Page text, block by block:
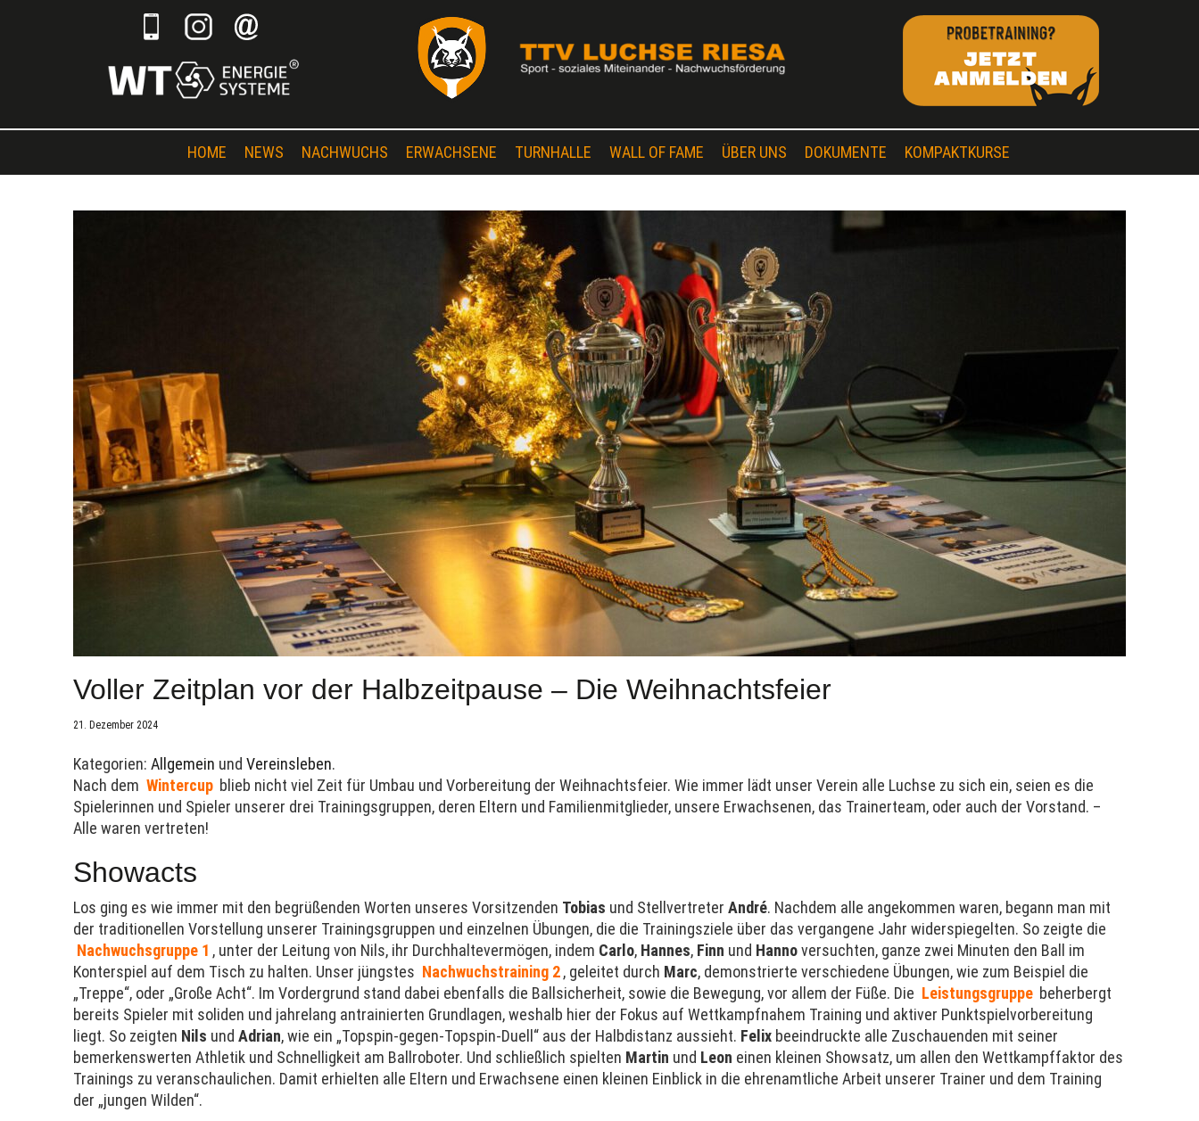
HOME NEWS NACHWUCHS ERWACHSENE TURNHALLE WALL OF FAME ÜBER UNS DOKUMENTE KOMPAKTKURSE
Voller Zeitplan vor der Halbzeitpause – Die Weihnachtsfeier
21. Dezember 2024
Kategorien: Allgemein und Vereinsleben.
Nach dem Wintercup blieb nicht viel Zeit für Umbau und Vorbereitung der Weihnachtsfeier. Wie immer lädt unser Verein alle Luchse zu sich ein, seien es die
Spielerinnen und Spieler unserer drei Trainingsgruppen, deren Eltern und Familienmitglieder, unsere Erwachsenen, das Trainerteam, oder auch der Vorstand. –
Alle waren vertreten!
Showacts
Los ging es wie immer mit den begrüßenden Worten unseres Vorsitzenden Tobias und Stellvertreter André. Nachdem alle angekommen waren, begann man mit
der traditionellen Vorstellung unserer Trainingsgruppen und einzelnen Übungen, die die Trainingsziele über das vergangene Jahr widerspiegelten. So zeigte die
Nachwuchsgruppe 1 , unter der Leitung von Nils, ihr Durchhaltevermögen, indem Carlo, Hannes, Finn und Hannoversuchten, ganze zwei Minuten den Ball im
Konterspiel auf dem Tisch zu halten. Unser jüngstes Nachwuchstraining 2 , geleitet durch Marc, demonstrierte verschiedene Übungen, wie zum Beispiel die
„Treppe“, oder „Große Acht“. Im Vordergrund stand dabei ebenfalls die Ballsicherheit, sowie die Bewegung, vor allem der Füße. Die Leistungsgruppe beherbergt
bereits Spieler mit soliden und jahrelang antrainierten Grundlagen, weshalb hier der Fokus auf Wettkampfnahem Training und aktiver Punktspielvorbereitung
liegt. So zeigten Nils und Adrian, wie ein „Topspin-gegen-Topspin-Duell“ aus der Halbdistanz aussieht. Felix beeindruckte alle Zuschauenden mit seiner
bemerkenswerten Athletik und Schnelligkeit am Ballroboter. Und schließlich spielten Martin und Leon einen kleinen Showsatz, um allen den Wettkampffaktor des
Trainings zu veranschaulichen. Damit erhielten alle Eltern und Erwachsene einen kleinen Einblick in die ehrenamtliche Arbeit unserer Trainer und dem Training
der „jungen Wilden“.